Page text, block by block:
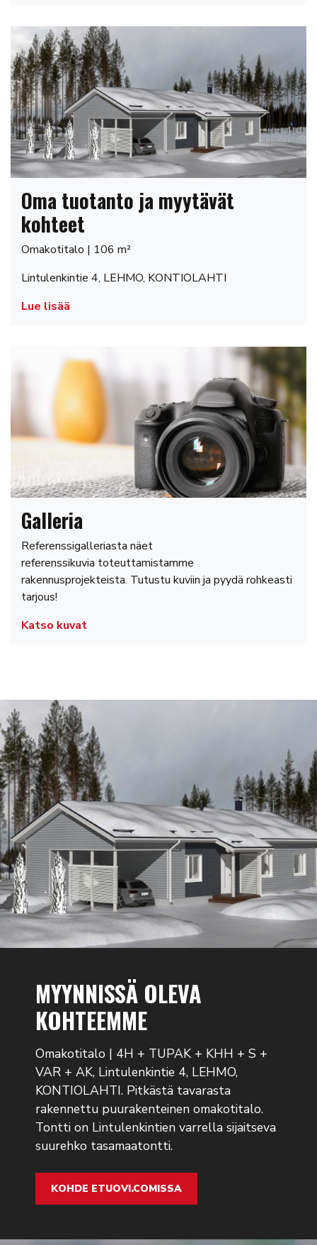
Oma tuotanto ja myytävät
kohteet
Omakotitalo | 106 m²
Lintulenkintie 4, LEHMO, KONTIOLAHTI
Lue lisää
Galleria
Referenssigalleriasta näet
referenssikuvia toteuttamistamme
rakennusprojekteista. Tutustu kuviin ja pyydä rohkeasti
tarjous!
Katso kuvat
MYYNNISSÄ OLEVA
KOHTEEMME
Omakotitalo | 4H + TUPAK + KHH + S +
VAR + AK, Lintulenkintie 4, LEHMO,
KONTIOLAHTI. Pitkästä tavarasta
rakennettu puurakenteinen omakotitalo.
Tontti on Lintulenkintien varrella sijaitseva
suurehko tasamaatontti.
KOHDE ETUOVI.COMISSA